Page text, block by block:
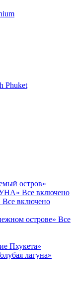
Phuket
остров»
Все включено
Все включено
острове» Все
Пхукета»
лагуна»